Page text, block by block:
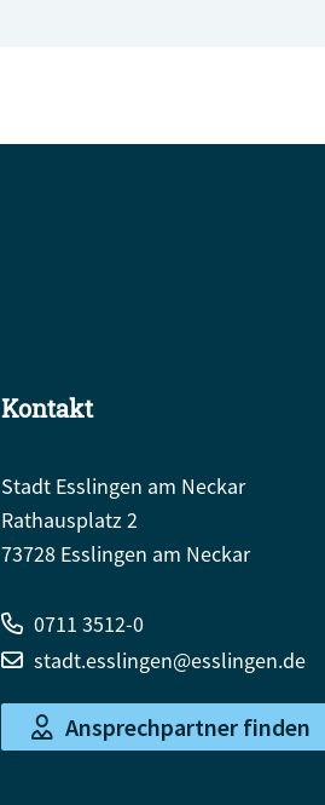
Kontakt
Stadt Esslingen am Neckar
Rathausplatz 2
73728 Esslingen am Neckar
0711 3512-0
stadt.esslingen@esslingen.de
Ansprechpartner finden